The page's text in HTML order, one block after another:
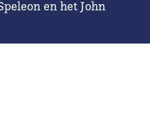
en het John